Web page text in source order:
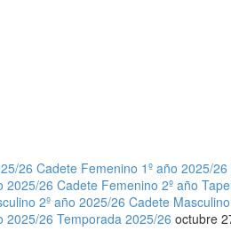
26 Cadete Femenino 1º año 2025/26
2025/26 Cadete Femenino 2º año
2º año 2025/26 Cadete
2025/26 Temporada 2025/26 octubre